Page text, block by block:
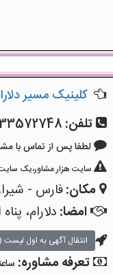
کلینیک مسیر
تلفن:
لطفا پس از تماس با مشاور
سایت هزار مشاور،یک
مکان:فارس -
امضا: دلارام،
انتقال آگهی به اول لیست
تعرفه مشاوره:ساعتی